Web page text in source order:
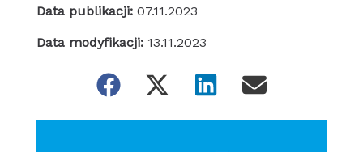
Data publikacji: 07.11.2023
Data modyfikacji: 13.11.2023